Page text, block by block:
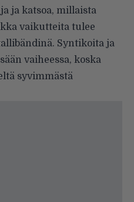
ja katsoa, millaista
vaikutteita tulee
Syntikoita ja
vaiheessa, koska
syvimmästä